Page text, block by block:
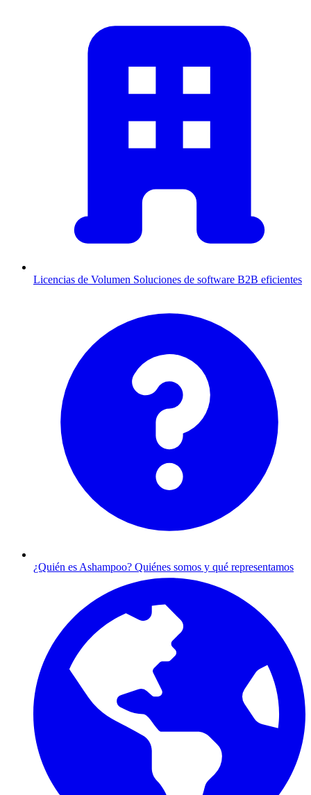
Licencias de Volumen Soluciones de software B2B eficientes
¿Quién es Ashampoo? Quiénes somos y qué representamos